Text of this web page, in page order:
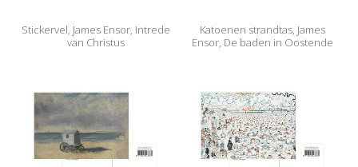
Stickervel, James Ensor, Intrede
van Christus
Katoenen strandtas, James
Ensor, De baden in Oostende